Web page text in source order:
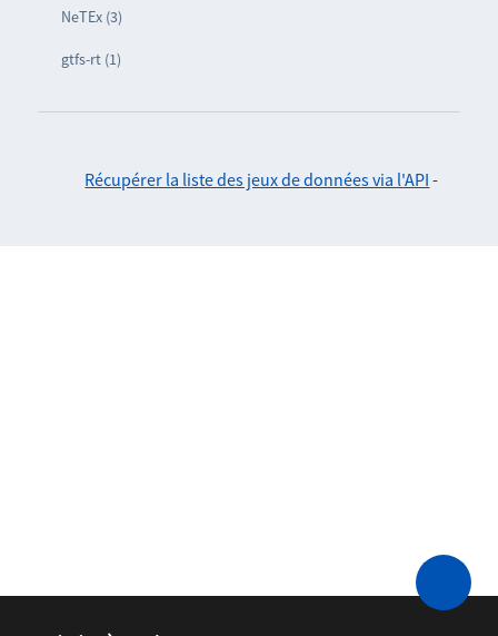
NeTEx (3)
gtfs-rt (1)
Récupérer la liste des jeux de données via l'API -